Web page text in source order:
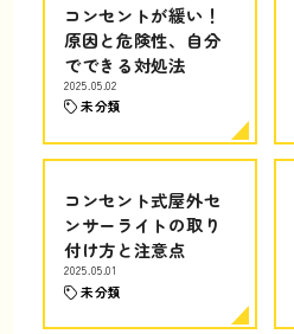
コンセントが緩い！
原因と危険性、自分
でできる対処法
2025.05.02
未分類
コンセント式屋外セ
ンサーライトの取り
付け方と注意点
2025.05.01
未分類